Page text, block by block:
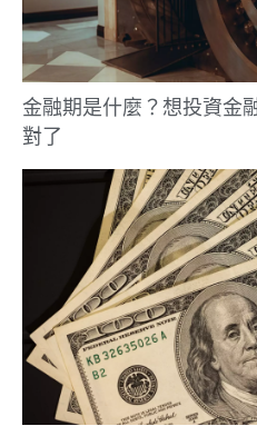
金融期是什麼？想投資金
對了